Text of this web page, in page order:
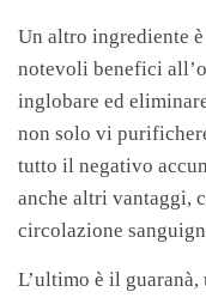
Un altro ingrediente
notevoli benefici
inglobare ed
non solo vi
tutto il negativo
anche altri vantaggi,
circolazione
L’ultimo è il